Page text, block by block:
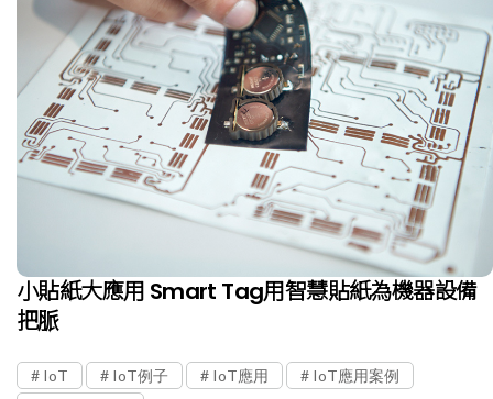
小貼紙大應用 Smart Tag用智慧貼紙為機器設備
把脈
IoT IoT例子 IoT應用
IoT應用案例